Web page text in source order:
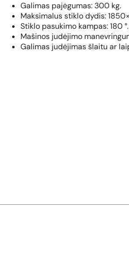
Galimas pajėgumas: 300 kg.
Maksimalus stiklo dydis:
Stiklo pasukimo kampas: 180 °.
Mašinos judėjimo
Galimas judėjimas šlaitu ar